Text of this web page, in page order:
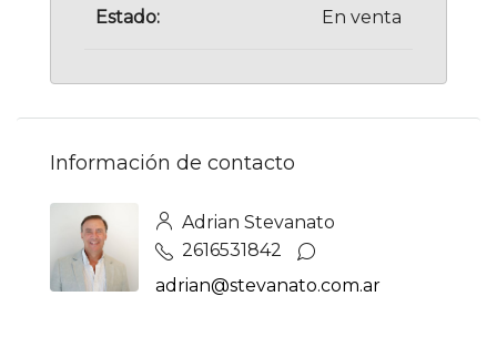
Estado: En venta
Información de contacto
Adrian Stevanato
2616531842
adrian@stevanato.com.ar